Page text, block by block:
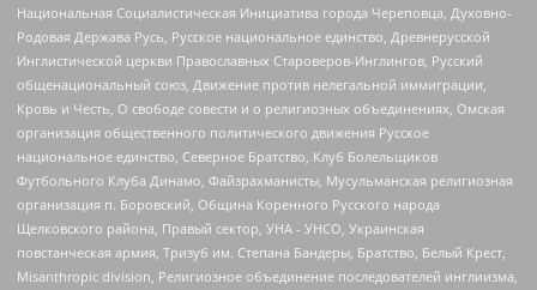
Национальная Социалистическая Инициатива города Череповца, Духовно-
Родовая Держава Русь, Русское национальное единство, Древнерусской
Инглистической церкви Православных Староверов-Инглингов, Русский
общенациональный союз, Движение против нелегальной иммиграции,
Кровь и Честь, О свободе совести и о религиозных объединениях, Омская
организация общественного политического движения Русское
национальное единство, Северное Братство, Клуб Болельщиков
Футбольного Клуба Динамо, Файзрахманисты, Мусульманская религиозная
организация п. Боровский, Община Коренного Русского народа
Щелковского района, Правый сектор, УНА - УНСО, Украинская
повстанческая армия, Тризуб им. Степана Бандеры, Братство, Белый Крест,
Misanthropic division, Религиозное объединение последователей инглиизма,